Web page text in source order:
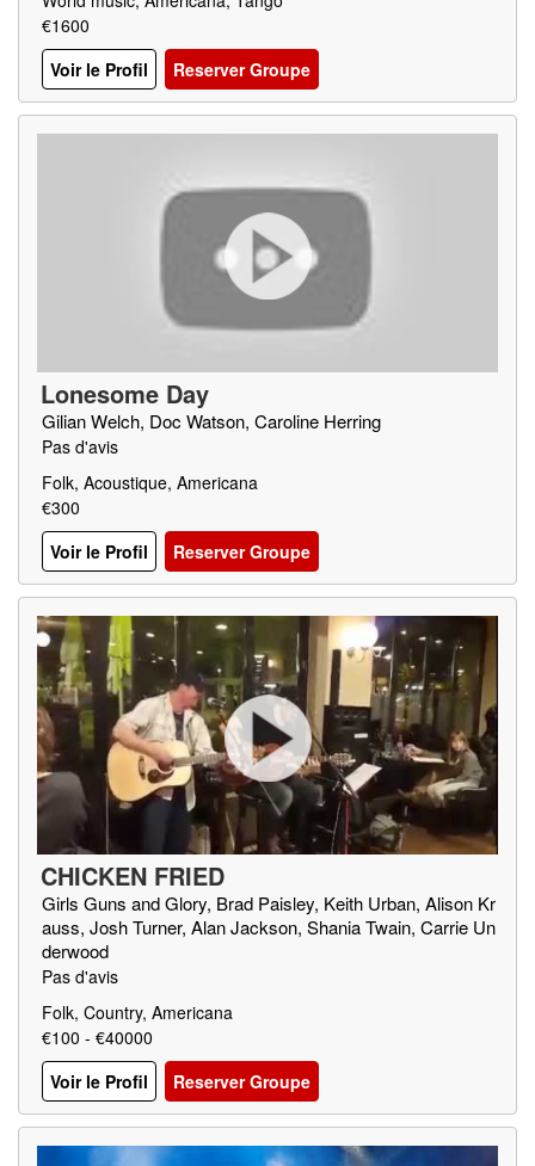
€1600
Voir le Profil
Reserver Groupe
Lonesome Day
Gilian Welch, Doc Watson, Caroline Herring
Pas d'avis
Folk, Acoustique, Americana
€300
Voir le Profil
Reserver Groupe
CHICKEN FRIED
Girls Guns and Glory, Brad Paisley, Keith Urban, Alison Kr
auss, Josh Turner, Alan Jackson, Shania Twain, Carrie Un
derwood
Pas d'avis
Folk, Country, Americana
€100 - €40000
Voir le Profil
Reserver Groupe